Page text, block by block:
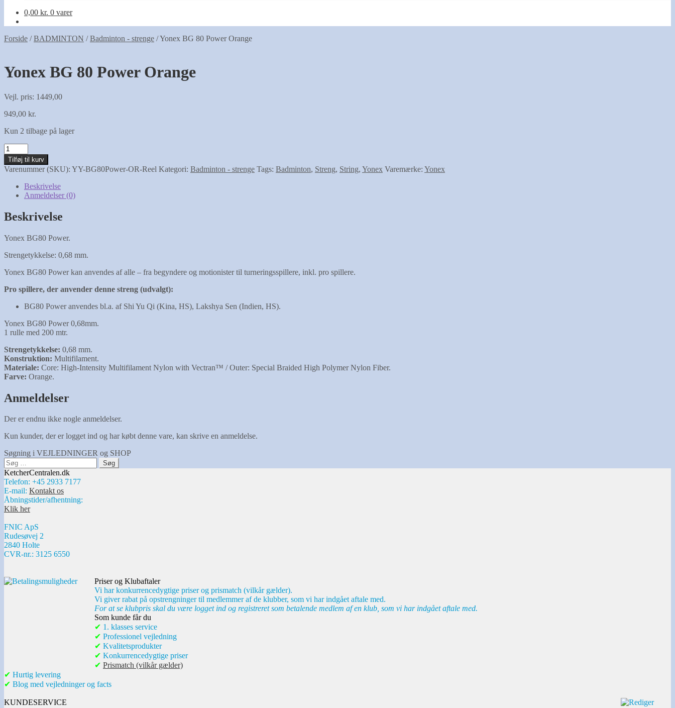
0,00 kr. 0 varer
Forside /BADMINTON /Badminton - strenge /Yonex BG 80 Power Orange
Yonex BG 80 Power Orange
Vejl. pris: 1449,00
949,00 kr.
Kun 2 tilbage på lager
Yonex
BG
80
Power
Orange
antal
Tilføj til kurv
Varenummer (SKU): YY-BG80Power-OR-Reel Kategori: Badminton - strenge Tags: Badminton, Streng, String, Yonex Varemærke: Yonex
Beskrivelse
Anmeldelser (0)
Beskrivelse
Yonex BG80 Power.
Strengetykkelse: 0,68 mm.
Yonex BG80 Power kan anvendes af alle – fra begyndere og motionister til turneringsspillere, inkl. pro spillere.
Pro spillere, der anvender denne streng (udvalgt):
BG80 Power anvendes bl.a. af Shi Yu Qi (Kina, HS), Lakshya Sen (Indien, HS).
Yonex BG80 Power 0,68mm.
1 rulle med 200 mtr.
Strengetykkelse: 0,68 mm.
Konstruktion: Multifilament.
Materiale: Core: High-Intensity Multifilament Nylon with Vectran™ / Outer: Special Braided High Polymer Nylon Fiber.
Farve: Orange.
Anmeldelser
Der er endnu ikke nogle anmeldelser.
Kun kunder, der er logget ind og har købt denne vare, kan skrive en anmeldelse.
Søgning i VEJLEDNINGER og SHOP
Søg
efter:
KetcherCentralen.dk
Telefon: +45 2933 7177
E-mail: Kontakt os
Åbningstider/afhentning:
Klik her
FNIC ApS
Rudesøvej 2
2840 Holte
CVR-nr.: 3125 6550
Priser og Klubaftaler
Vi har konkurrencedygtige priser og prismatch (vilkår gælder).
Vi giver rabat på opstrengninger til medlemmer af de klubber, som vi har indgået aftale med.
For at se klubpris skal du være logget ind og registreret som betalende medlem af en klub, som vi har indgået aftale med.
Som kunde får du
✔ 1. klasses service
✔ Professionel vejledning
✔ Kvalitetsprodukter
✔ Konkurrencedygtige priser
✔ Prismatch (vilkår gælder)
✔ Hurtig levering
✔ Blog med vejledninger og facts
KUNDESERVICE